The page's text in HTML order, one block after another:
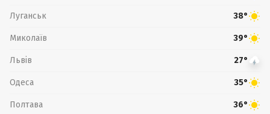
Луганськ 38°
Миколаїв 39°
Львів 27°
Одеса 35°
Полтава 36°